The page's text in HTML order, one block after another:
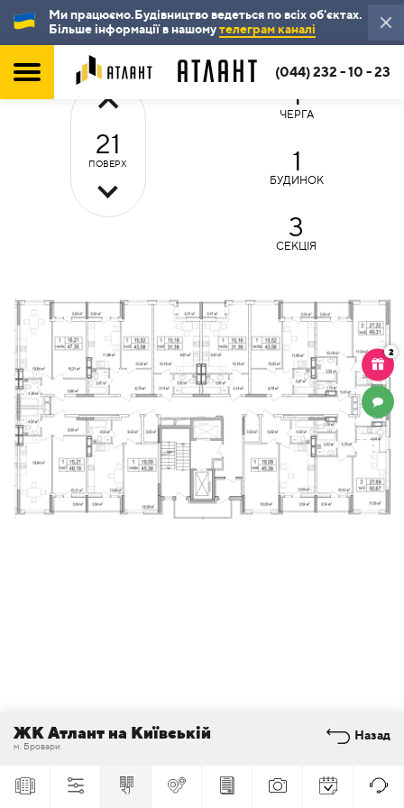
Ми працюємо.Будівництво ведеться по всіх об'єктах.
Більше інформації в нашомутелеграм каналі
(044) 232 - 10 - 23
2
ЧАТ
1
ЧЕРГА
1
БУДИНОК
3
СЕКЦІЯ
21
ПОВЕРХ
ЖК Атлант на Київській
м. Бровари
Назад